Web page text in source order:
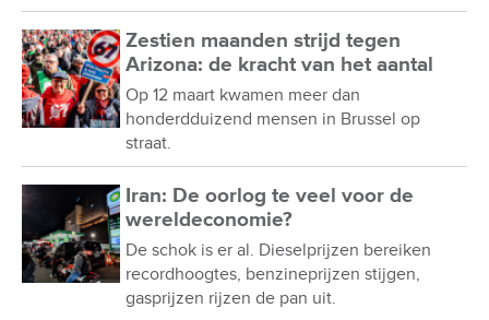
Zestien maanden strijd tegen
Arizona: de kracht van het aantal
Op 12 maart kwamen meer dan
honderdduizend mensen in Brussel op
straat.
Iran: De oorlog te veel voor de
wereldeconomie?
De schok is er al. Dieselprijzen bereiken
recordhoogtes, benzineprijzen stijgen,
gasprijzen rijzen de pan uit.